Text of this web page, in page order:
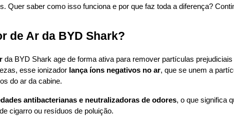
Quer saber como isso funciona e por que faz toda a diferença?
de Ar da BYD Shark?
da BYD Shark age de forma ativa para remover partículas
esse ionizador lança íons negativos no ar, que se unem a
do ar da cabine.
antibacterianas e neutralizadoras de odores, o que significa
cigarro ou resíduos de poluição.